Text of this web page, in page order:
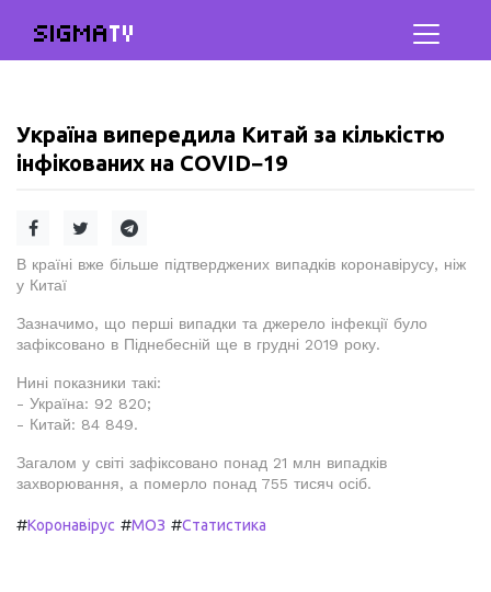
SIGMATV
Україна випередила Китай за кількістю
інфікованих на COVID−19
В країні вже більше підтверджених випадків коронавірусу, ніж
у Китаї
Зазначимо, що перші випадки та джерело інфекції було
зафіксовано в Піднебесній ще в грудні 2019 року.
Нині показники такі:
- Україна: 92 820;
- Китай: 84 849.
Загалом у світі зафіксовано понад 21 млн випадків
захворювання, а померло понад 755 тисяч осіб.
#Коронавірус #МОЗ #Статистика